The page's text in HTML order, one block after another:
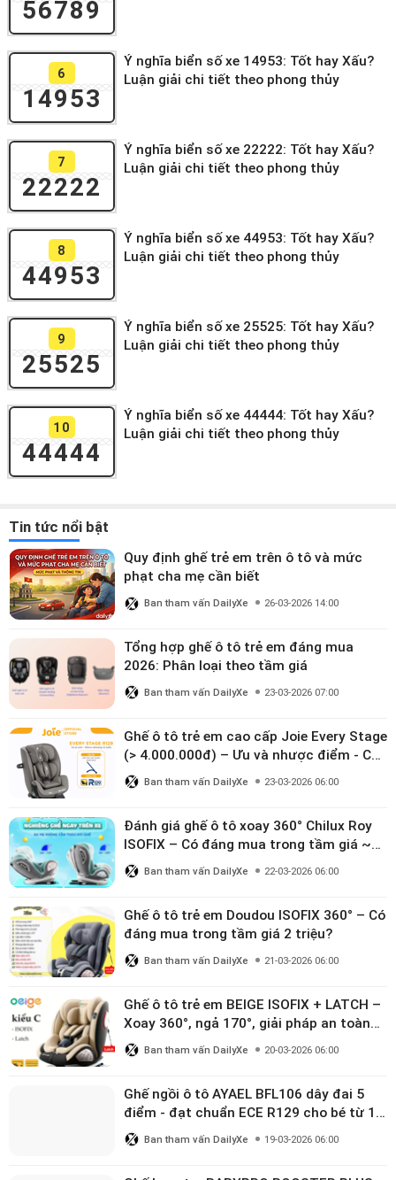
56789
6
14953
Ý nghĩa biển số xe 14953: Tốt hay Xấu?
Luận giải chi tiết theo phong thủy
7
22222
Ý nghĩa biển số xe 22222: Tốt hay Xấu?
Luận giải chi tiết theo phong thủy
8
44953
Ý nghĩa biển số xe 44953: Tốt hay Xấu?
Luận giải chi tiết theo phong thủy
9
25525
Ý nghĩa biển số xe 25525: Tốt hay Xấu?
Luận giải chi tiết theo phong thủy
10
44444
Ý nghĩa biển số xe 44444: Tốt hay Xấu?
Luận giải chi tiết theo phong thủy
Tin tức nổi bật
Quy định ghế trẻ em trên ô tô và mức
phạt cha mẹ cần biết
Ban tham vấn DailyXe 26-03-2026 14:00
Tổng hợp ghế ô tô trẻ em đáng mua
2026: Phân loại theo tầm giá
Ban tham vấn DailyXe 23-03-2026 07:00
Ghế ô tô trẻ em cao cấp Joie Every Stage
(> 4.000.000đ) – Ưu và nhược điểm - Có
đáng đầu tư cho bé từ 0–12 tuổi?
Ban tham vấn DailyXe 23-03-2026 06:00
Đánh giá ghế ô tô xoay 360° Chilux Roy
ISOFIX – Có đáng mua trong tầm giá ~3
triệu
Ban tham vấn DailyXe 22-03-2026 06:00
Ghế ô tô trẻ em Doudou ISOFIX 360° – Có
đáng mua trong tầm giá 2 triệu?
Ban tham vấn DailyXe 21-03-2026 06:00
Ghế ô tô trẻ em BEIGE ISOFIX + LATCH –
Xoay 360°, ngả 170°, giải pháp an toàn
linh hoạt cho bé 0–10 tuổi
Ban tham vấn DailyXe 20-03-2026 06:00
Ghế ngồi ô tô AYAEL BFL106 dây đai 5
điểm - đạt chuẩn ECE R129 cho bé từ 1–
10 tuổi
Ban tham vấn DailyXe 19-03-2026 06:00